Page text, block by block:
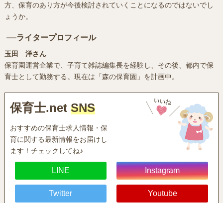
方、保育のあり方が今後検討されていくことになるのではないでし
ょうか。
ライタープロフィール
玉田 洋さん
保育園運営企業で、子育て雑誌編集長を経験し、その後、都内で保
育士として勤務する。現在は「森の保育園」を計画中。
保育士.net SNS
おすすめの保育士求人情報・保
育に関する最新情報をお届けし
ます！チェックしてね♪
LINE Instagram
Twitter Youtube